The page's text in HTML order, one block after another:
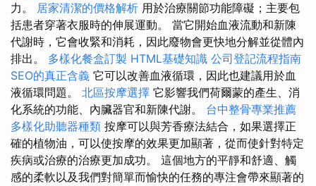
力。 居家清潔的價格解析 用於治療關節功能障礙；主要包
括患者穿著衣服時的伸展運動。 當它開始血液流動和新陳
代謝時，它會收緊和消耗，因此廢物會更快地分解並從體內
排出。 多樣化餐盒訂製 HTML基礎知識 公司登記流程指南
SEO的真正含義 它可以改善血液循環，因此也建議用於血
液循環問題。 北區按摩選擇 它影響我們荷爾蒙的產生、消
化系統的功能、內臟器官和新陳代謝。 台中整骨專業推薦
多樣化助聽器種類 按摩可以與芳香療法結合，如果選擇正
確的植物油，可以使按摩的效果更加顯著，從而使針對特定
疾病或治療的治療更加成功。 這個地方的平靜和舒適、觸
感的柔軟以及我們對簡單而愉快的任務的專注會帶來顯著的